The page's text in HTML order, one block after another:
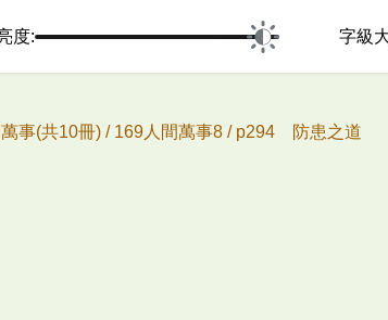
度: 字級
事(共10冊) / 169人間萬事8 / p294 防患之道